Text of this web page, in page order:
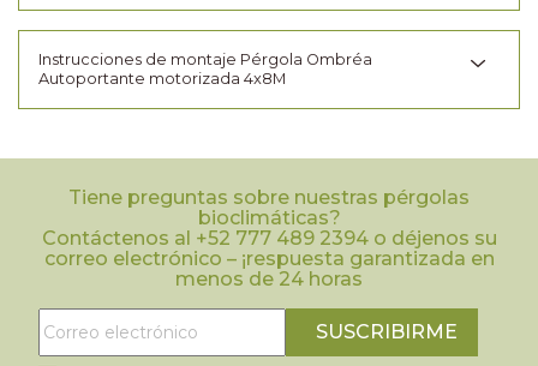
Instrucciones de montaje Pérgola Ombréa
Autoportante motorizada 4x8M
Tiene preguntas sobre nuestras pérgolas
bioclimáticas?
Contáctenos al +52 777 489 2394 o déjenos su
correo electrónico – ¡respuesta garantizada en
menos de 24 horas